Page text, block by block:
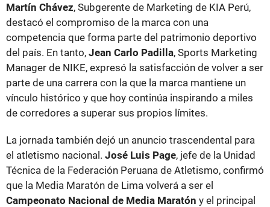
Martín Chávez, Subgerente de Marketing de KIA Perú,
destacó el compromiso de la marca con una
competencia que forma parte del patrimonio deportivo
del país. En tanto, Jean Carlo Padilla, Sports Marketing
Manager de NIKE, expresó la satisfacción de volver a ser
parte de una carrera con la que la marca mantiene un
vínculo histórico y que hoy continúa inspirando a miles
de corredores a superar sus propios límites.
La jornada también dejó un anuncio trascendental para
el atletismo nacional. José Luis Page, jefe de la Unidad
Técnica de la Federación Peruana de Atletismo, confirmó
que la Media Maratón de Lima volverá a ser el
Campeonato Nacional de Media Maratón y el principal